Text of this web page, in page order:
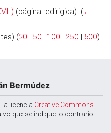
(página redirigida) ‎ (←
(20 | 50 | 100 | 250 | 500).
Bermúdez
la licencia Creative Commons
que se indique lo contrario.